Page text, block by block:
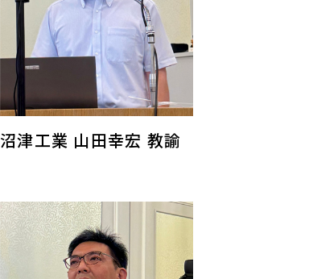
沼津工業 山田幸宏 教諭